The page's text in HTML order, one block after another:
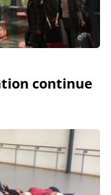
continue